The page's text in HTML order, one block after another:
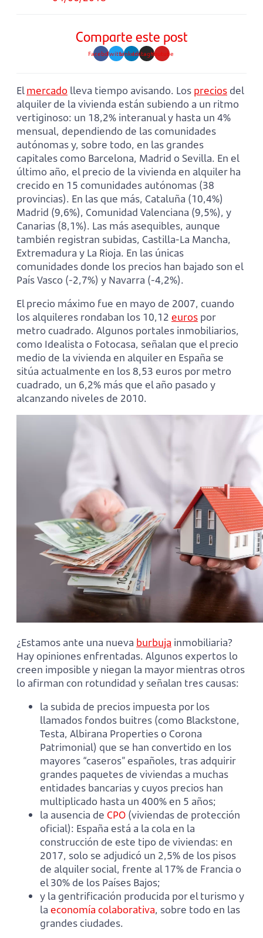
Comparte este post
FacebookTwitterLinkedinInstagramYoutube
Elmercado lleva tiempo avisando. Los precios del
alquiler de la vivienda están subiendo a un ritmo
vertiginoso: un 18,2% interanual y hasta un 4%
mensual, dependiendo de las comunidades
autónomas y, sobre todo, en las grandes
capitales como Barcelona, Madrid o Sevilla. En el
último año, el precio de la vivienda en alquiler ha
crecido en 15 comunidades autónomas (38
provincias). En las que más, Cataluña (10,4%)
Madrid (9,6%), Comunidad Valenciana (9,5%), y
Canarias (8,1%). Las más asequibles, aunque
también registran subidas, Castilla-La Mancha,
Extremadura y La Rioja. En las únicas
comunidades donde los precios han bajado son el
País Vasco (-2,7%) y Navarra (-4,2%).
El precio máximo fue en mayo de 2007, cuando
los alquileres rondaban los 10,12 euros por
metro cuadrado. Algunos portales inmobiliarios,
como Idealista o Fotocasa, señalan que el precio
medio de la vivienda en alquiler en España se
sitúa actualmente en los 8,53 euros por metro
cuadrado, un 6,2% más que el año pasado y
alcanzando niveles de 2010.
¿Estamos ante una nueva burbuja inmobiliaria?
Hay opiniones enfrentadas. Algunos expertos lo
creen imposible y niegan la mayor mientras otros
lo afirman con rotundidad y señalan tres causas:
la subida de precios impuesta por los
llamados fondos buitres (como Blackstone,
Testa, Albirana Properties o Corona
Patrimonial) que se han convertido en los
mayores “caseros” españoles, tras adquirir
grandes paquetes de viviendas a muchas
entidades bancarias y cuyos precios han
multiplicado hasta un 400% en 5 años;
la ausencia de CPO (viviendas de protección
oficial): España está a la cola en la
construcción de este tipo de viviendas: en
2017, solo se adjudicó un 2,5% de los pisos
de alquiler social, frente al 17% de Francia o
el 30% de los Países Bajos;
y la gentrificación producida por el turismo y
la economía colaborativa, sobre todo en las
grandes ciudades.